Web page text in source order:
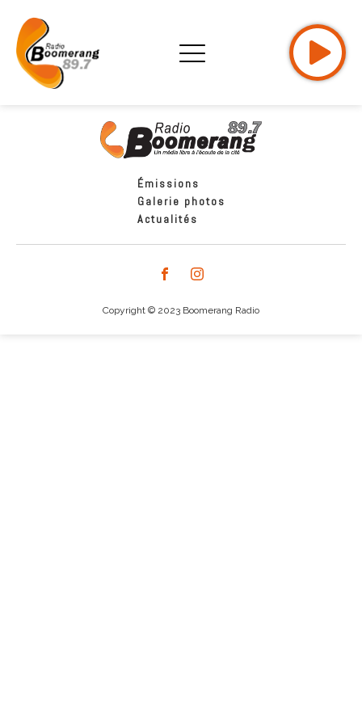
Émissions
Galerie photos
Actualités
Copyright © 2023 Boomerang Radio